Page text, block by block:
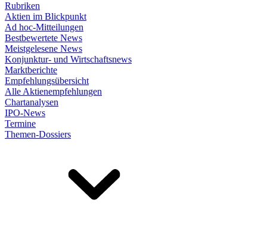
Rubriken
Aktien im Blickpunkt
Ad hoc-Mitteilungen
Bestbewertete News
Meistgelesene News
Konjunktur- und Wirtschaftsnews
Marktberichte
Empfehlungsübersicht
Alle Aktienempfehlungen
Chartanalysen
IPO-News
Termine
Themen-Dossiers